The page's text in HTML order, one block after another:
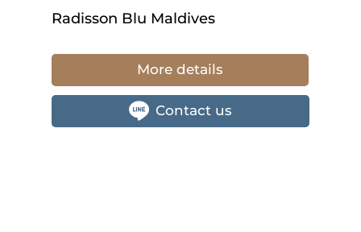
Radisson Blu Maldives
More details
Contact us